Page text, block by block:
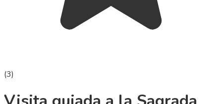
(3)